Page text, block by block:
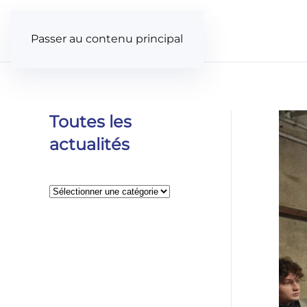
Passer au contenu principal
Toutes les
actualités
Catégories